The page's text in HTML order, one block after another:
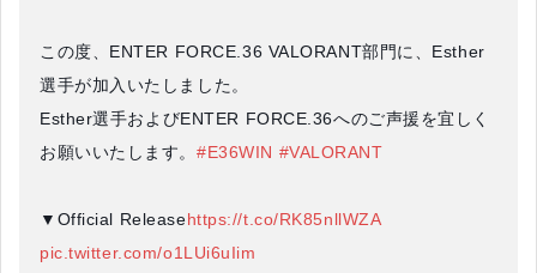
この度、ENTER FORCE.36 VALORANT部門に、Esther
選手が加入いたしました。
Esther選手およびENTER FORCE.36へのご声援を宜しく
お願いいたします。#E36WIN #VALORANT
▼Official Releasehttps://t.co/RK85nllWZA
pic.twitter.com/o1LUi6uIim